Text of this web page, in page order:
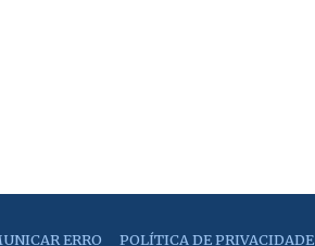
ERRO POLÍTICA DE PRIVACIDADE